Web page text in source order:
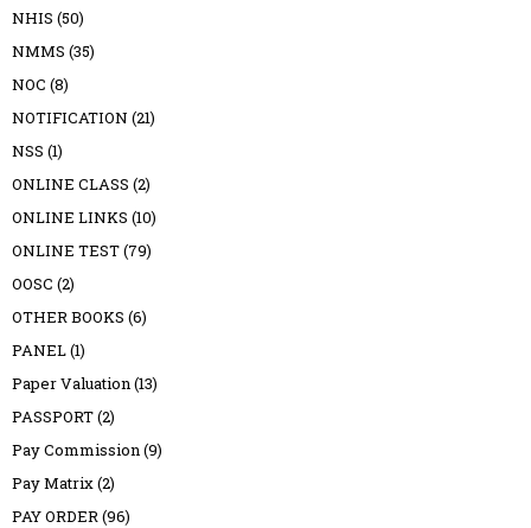
NHIS (50)
NMMS (35)
NOC (8)
NOTIFICATION (21)
NSS (1)
ONLINE CLASS (2)
ONLINE LINKS (10)
ONLINE TEST(79)
OOSC (2)
OTHER BOOKS (6)
PANEL(1)
Paper Valuation(13)
PASSPORT(2)
Pay Commission(9)
Pay Matrix(2)
PAY ORDER(96)